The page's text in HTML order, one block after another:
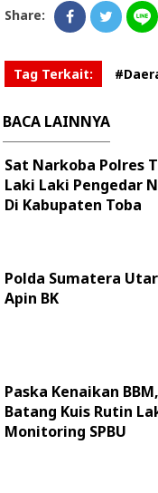
Share:
Tag Terkait:
BACA LAINNYA
Sat Narkoba Polres
Laki Laki Pengedar
Di Kabupaten Toba
Polda Sumatera
Apin BK
Paska Kenaikan
Batang Kuis Rutin
Monitoring SPBU